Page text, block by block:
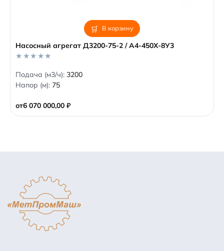
В корзину
Насосный агрегат Д3200-75-2 / А4-450Х-8У3
от6 070 000,00 ₽
0
o
u
f
5
Подача (м3/ч): 3200
Напор (м): 75